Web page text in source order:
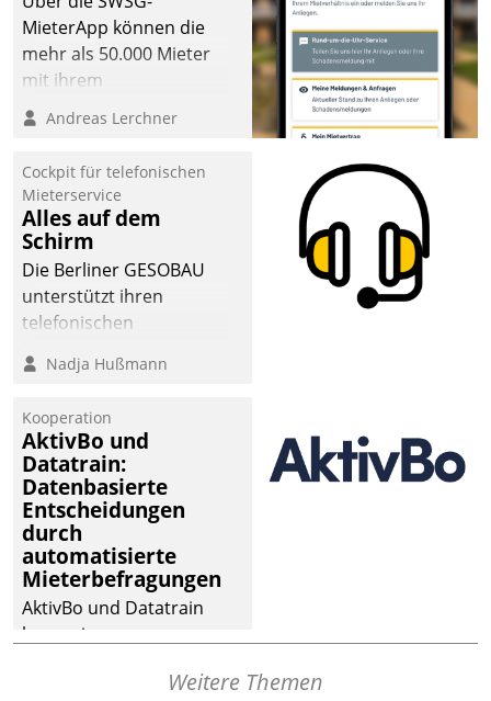
MieterApp können die
mehr als 50.000 Mieter
mit ihrem
Wohnungsunternehmen
kommunizieren, auf dem
einsehen und ändern
oder
Schadensmeldungen
abgeben – rund um die
Uhr.
Andreas Lerchner
Cockpit für telefonischen
Mieterservice
Alles auf dem
Schirm
Die Berliner GESOBAU
unterstützt ihren
telefonischen
digitalen Cockpit, das
passende Fragen und
Schlagworte auswirft.
Eine intuitive
Dialogführung ermöglicht
dem externen
Serviceteam, Anrufe von
Mietenden zügiger und
effizienter zu bearbeiten.
Nadja Hußmann
Kooperation
AktivBo und
Datatrain:
Datenbasierte
Entscheidungen
durch
automatisierte
Mieterbefragungen
AktivBo und Datatrain
kooperieren –
profitieren: Die nahtloseWeitere Themen